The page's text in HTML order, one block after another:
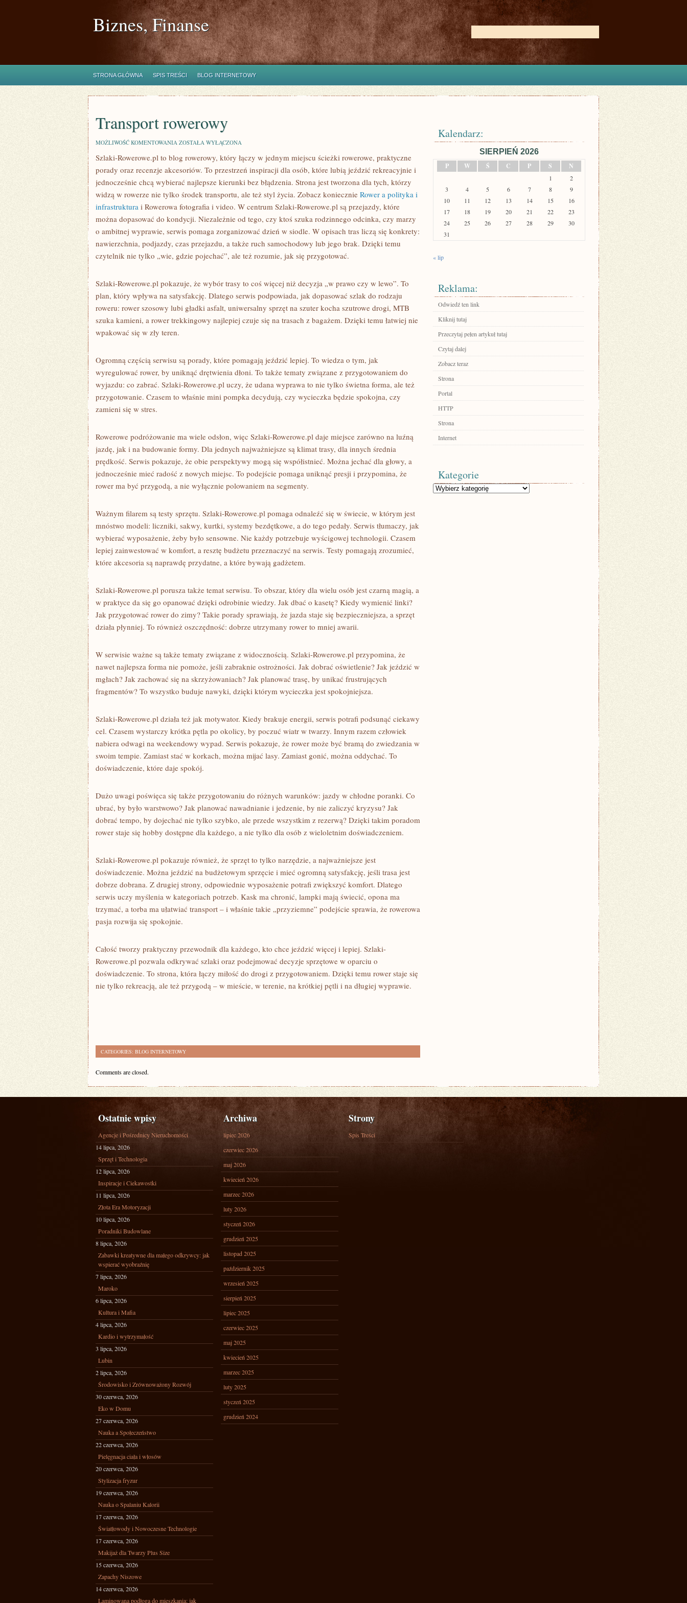
Biznes, Finanse
STRONA GŁÓWNA SPIS TREŚCI BLOG INTERNETOWY
Transport rowerowy
MOŻLIWOŚĆ KOMENTOWANIA TRANSPORT
ZOSTAŁA WYŁĄCZONA
Szlaki-Rowerowe.pl to blog rowerowy, który łączy w jednym miejscu ścieżki rowerowe, praktyczne
porady oraz recenzje akcesoriów. To przestrzeń inspiracji dla osób, które lubią jeździć rekreacyjnie i
jednocześnie chcą wybierać najlepsze kierunki bez błądzenia. Strona jest tworzona dla tych, którzy
widzą w rowerze nie tylko środek transportu, ale też styl życia. Zobacz koniecznie Rower a polityka i
infrastruktura i Rowerowa fotografia i video. W centrum Szlaki-Rowerowe.pl są przejazdy, które
można dopasować do kondycji. Niezależnie od tego, czy ktoś szuka rodzinnego odcinka, czy marzy
o ambitnej wyprawie, serwis pomaga zorganizować dzień w siodle. W opisach tras liczą się konkrety:
nawierzchnia, podjazdy, czas przejazdu, a także ruch samochodowy lub jego brak. Dzięki temu
czytelnik nie tylko „wie, gdzie pojechać”, ale też rozumie, jak się przygotować.
Szlaki-Rowerowe.pl pokazuje, że wybór trasy to coś więcej niż decyzja „w prawo czy w lewo”. To
plan, który wpływa na satysfakcję. Dlatego serwis podpowiada, jak dopasować szlak do rodzaju
roweru: rower szosowy lubi gładki asfalt, uniwersalny sprzęt na szuter kocha szutrowe drogi, MTB
szuka kamieni, a rower trekkingowy najlepiej czuje się na trasach z bagażem. Dzięki temu łatwiej nie
wpakować się w zły teren.
Ogromną częścią serwisu są porady, które pomagają jeździć lepiej. To wiedza o tym, jak
wyregulować rower, by uniknąć drętwienia dłoni. To także tematy związane z przygotowaniem do
wyjazdu: co zabrać. Szlaki-Rowerowe.pl uczy, że udana wyprawa to nie tylko świetna forma, ale też
przygotowanie. Czasem to właśnie mini pompka decydują, czy wycieczka będzie spokojna, czy
zamieni się w stres.
Rowerowe podróżowanie ma wiele odsłon, więc Szlaki-Rowerowe.pl daje miejsce zarówno na luźną
jazdę, jak i na budowanie formy. Dla jednych najważniejsze są klimat trasy, dla innych średnia
prędkość. Serwis pokazuje, że obie perspektywy mogą się współistnieć. Można jechać dla głowy, a
jednocześnie mieć radość z nowych miejsc. To podejście pomaga uniknąć presji i przypomina, że
rower ma być przygodą, a nie wyłącznie polowaniem na segmenty.
Ważnym filarem są testy sprzętu. Szlaki-Rowerowe.pl pomaga odnaleźć się w świecie, w którym jest
mnóstwo modeli: liczniki, sakwy, kurtki, systemy bezdętkowe, a do tego pedały. Serwis tłumaczy, jak
wybierać wyposażenie, żeby było sensowne. Nie każdy potrzebuje wyścigowej technologii. Czasem
lepiej zainwestować w komfort, a resztę budżetu przeznaczyć na serwis. Testy pomagają zrozumieć,
które akcesoria są naprawdę przydatne, a które bywają gadżetem.
Szlaki-Rowerowe.pl porusza także temat serwisu. To obszar, który dla wielu osób jest czarną magią, a
w praktyce da się go opanować dzięki odrobinie wiedzy. Jak dbać o kasetę? Kiedy wymienić linki?
Jak przygotować rower do zimy? Takie porady sprawiają, że jazda staje się bezpieczniejsza, a sprzęt
działa płynniej. To również oszczędność: dobrze utrzymany rower to mniej awarii.
W serwisie ważne są także tematy związane z widocznością. Szlaki-Rowerowe.pl przypomina, że
nawet najlepsza forma nie pomoże, jeśli zabraknie ostrożności. Jak dobrać oświetlenie? Jak jeździć w
mgłach? Jak zachować się na skrzyżowaniach? Jak planować trasę, by unikać frustrujących
fragmentów? To wszystko buduje nawyki, dzięki którym wycieczka jest spokojniejsza.
Szlaki-Rowerowe.pl działa też jak motywator. Kiedy brakuje energii, serwis potrafi podsunąć ciekawy
cel. Czasem wystarczy krótka pętla po okolicy, by poczuć wiatr w twarzy. Innym razem człowiek
nabiera odwagi na weekendowy wypad. Serwis pokazuje, że rower może być bramą do zwiedzania w
swoim tempie. Zamiast stać w korkach, można mijać lasy. Zamiast gonić, można oddychać. To
doświadczenie, które daje spokój.
Dużo uwagi poświęca się także przygotowaniu do różnych warunków: jazdy w chłodne poranki. Co
ubrać, by było warstwowo? Jak planować nawadnianie i jedzenie, by nie zaliczyć kryzysu? Jak
dobrać tempo, by dojechać nie tylko szybko, ale przede wszystkim z rezerwą? Dzięki takim poradom
rower staje się hobby dostępne dla każdego, a nie tylko dla osób z wieloletnim doświadczeniem.
Szlaki-Rowerowe.pl pokazuje również, że sprzęt to tylko narzędzie, a najważniejsze jest
doświadczenie. Można jeździć na budżetowym sprzęcie i mieć ogromną satysfakcję, jeśli trasa jest
dobrze dobrana. Z drugiej strony, odpowiednie wyposażenie potrafi zwiększyć komfort. Dlatego
serwis uczy myślenia w kategoriach potrzeb. Kask ma chronić, lampki mają świecić, opona ma
trzymać, a torba ma ułatwiać transport – i właśnie takie „przyziemne” podejście sprawia, że rowerowa
pasja rozwija się spokojnie.
Całość tworzy praktyczny przewodnik dla każdego, kto chce jeździć więcej i lepiej. Szlaki-
Rowerowe.pl pozwala odkrywać szlaki oraz podejmować decyzje sprzętowe w oparciu o
doświadczenie. To strona, która łączy miłość do drogi z przygotowaniem. Dzięki temu rower staje się
nie tylko rekreacją, ale też przygodą – w mieście, w terenie, na krótkiej pętli i na długiej wyprawie.
CATEGORIES: BLOG INTERNETOWY
Comments are closed.
Kalendarz:
SIERPIEŃ 2026
P
W Ś C P S N
1
2
3
4 5 6 7 8
9
10
11 12 13 14 15
16
17
18 19 20 21 22
23
24
25 26 27 28 29
30
31
« lip
Reklama:
Odwiedź ten link
Kliknij tutaj
Przeczytaj pełen artykuł tutaj
Czytaj dalej
Zobacz teraz
Strona
Portal
HTTP
Strona
Internet
Kategorie
Kategorie
Ostatnie wpisy
Agencje i Pośrednicy Nieruchomości
14 lipca, 2026
Sprzęt i Technologia
12 lipca, 2026
Inspiracje i Ciekawostki
11 lipca, 2026
Złota Era Motoryzacji
10 lipca, 2026
Poradniki Budowlane
8 lipca, 2026
Zabawki kreatywne dla małego odkrywcy: jak
wspierać wyobraźnię
7 lipca, 2026
Maroko
6 lipca, 2026
Kultura i Mafia
4 lipca, 2026
Kardio i wytrzymałość
3 lipca, 2026
Lubin
2 lipca, 2026
Środowisko i Zrównoważony Rozwój
30 czerwca, 2026
Eko w Domu
27 czerwca, 2026
Nauka a Społeczeństwo
22 czerwca, 2026
Pielęgnacja ciała i włosów
20 czerwca, 2026
Stylizacja fryzur
19 czerwca, 2026
Nauka o Spalaniu Kalorii
17 czerwca, 2026
Światłowody i Nowoczesne Technologie
17 czerwca, 2026
Makijaż dla Twarzy Plus Size
15 czerwca, 2026
Zapachy Niszowe
14 czerwca, 2026
Laminowana podłoga do mieszkania: jak
Archiwa
lipiec 2026
czerwiec 2026
maj 2026
kwiecień 2026
marzec 2026
luty 2026
styczeń 2026
grudzień 2025
listopad 2025
październik 2025
wrzesień 2025
sierpień 2025
lipiec 2025
czerwiec 2025
maj 2025
kwiecień 2025
marzec 2025
luty 2025
styczeń 2025
grudzień 2024
Strony
Spis Treści